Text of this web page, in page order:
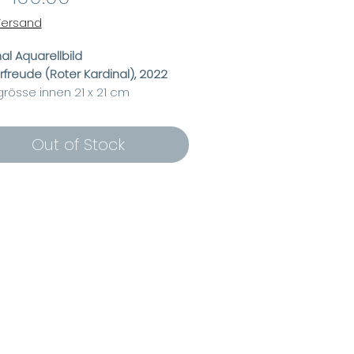
Aquarellbild
(Roter Kardinal), 2022
innen 21 x 21 cm
auf Mass
aus Echtholz, weiss lasiert
(sehr leicht zum
Out of Stock